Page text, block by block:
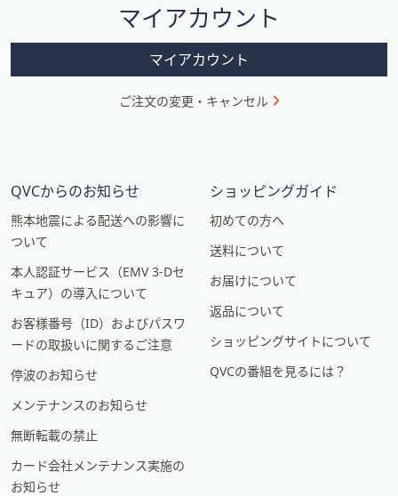
ン
マイアカウント
マイアカウント
ご注文の変更・キャンセル
QVCからのお知らせ
熊本地震による配送への影響に
ついて
本人認証サービス（EMV 3-Dセ
キュア）の導入について
お客様番号（ID）およびパスワ
ードの取扱いに関するご注意
停波のお知らせ
メンテナンスのお知らせ
無断転載の禁止
カード会社メンテナンス実施の
お知らせ
ショッピングガイド
初めての方へ
送料について
お届けについて
返品について
ショッピングサイトについて
QVCの番組を見るには？